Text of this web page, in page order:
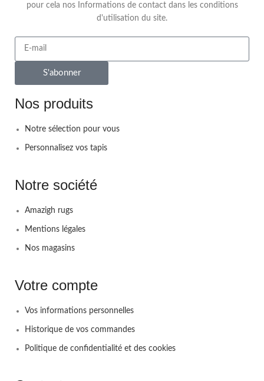
pour cela nos Informations de contact dans les conditions
d'utilisation du site.
S'abonner
Nos produits
Notre sélection pour vous
Personnalisez vos tapis
Notre société
Amazigh rugs
Mentions légales
Nos magasins
Votre compte
Vos informations personnelles
Historique de vos commandes
Politique de confidentialité et des cookies